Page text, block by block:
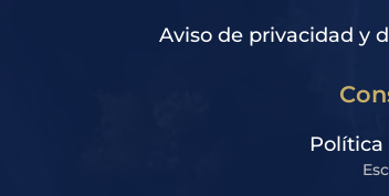
Aviso de privacidad y
Política